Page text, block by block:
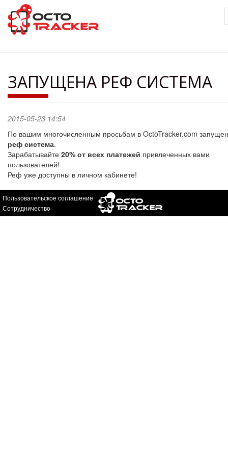
Перейти
основному
содержанию
ЗАПУЩЕНА РЕФ СИСТЕМА
2015-05-23 14:54
По вашим многочисленным просьбам в OctoTracker.com
реф система.
Зарабатывайте 20% от всех платежей привлеченных вами
пользователей!
Реф уже доступны в личном кабинете!
Пользовательское соглашение
Сотрудничество